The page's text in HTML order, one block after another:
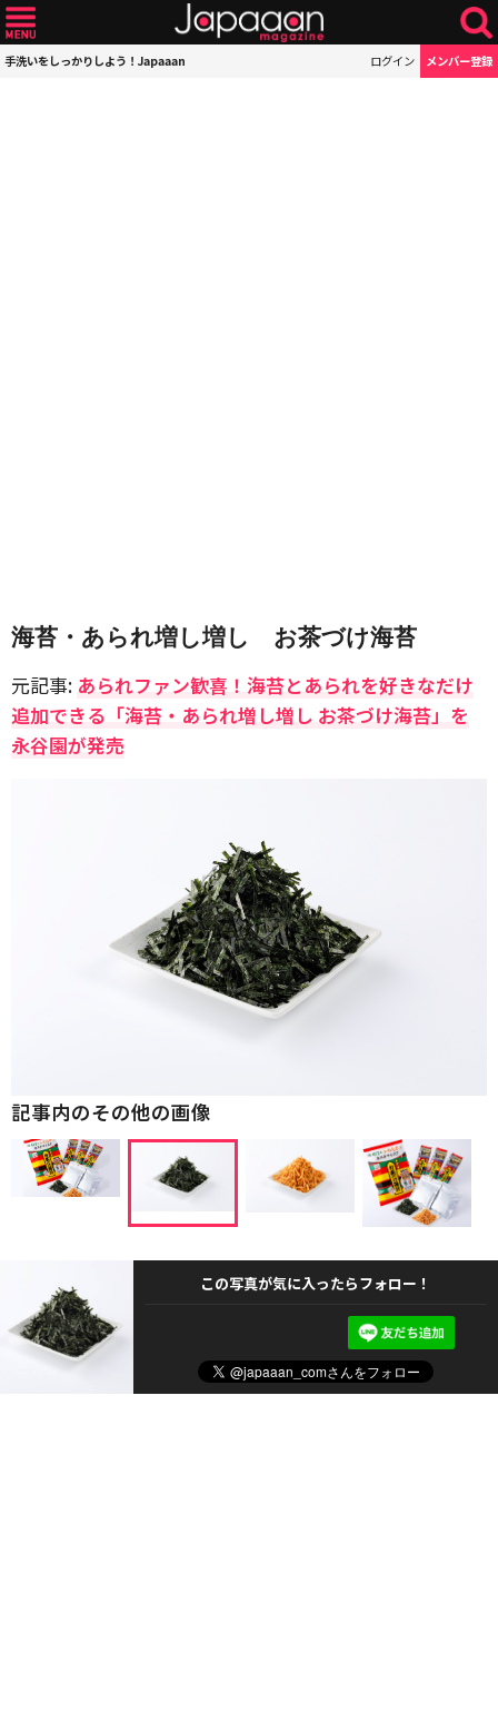
手洗いをしっかりしよう！Japaaan ログイン メンバー登録
海苔・あられ増し増し お茶づけ海苔
元記事: あられファン歓喜！海苔とあられを好きなだけ
追加できる「海苔・あられ増し増し お茶づけ海苔」を
永谷園が発売
記事内のその他の画像
この写真が気に入ったらフォロー！